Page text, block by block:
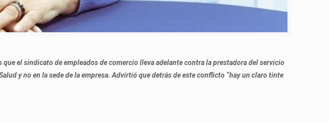
el sindicato de empleados de comercio lleva adelante contra la prestadora del servicio
y no en la sede de la empresa. Advirtió que detrás de este conflicto “hay un claro tinte